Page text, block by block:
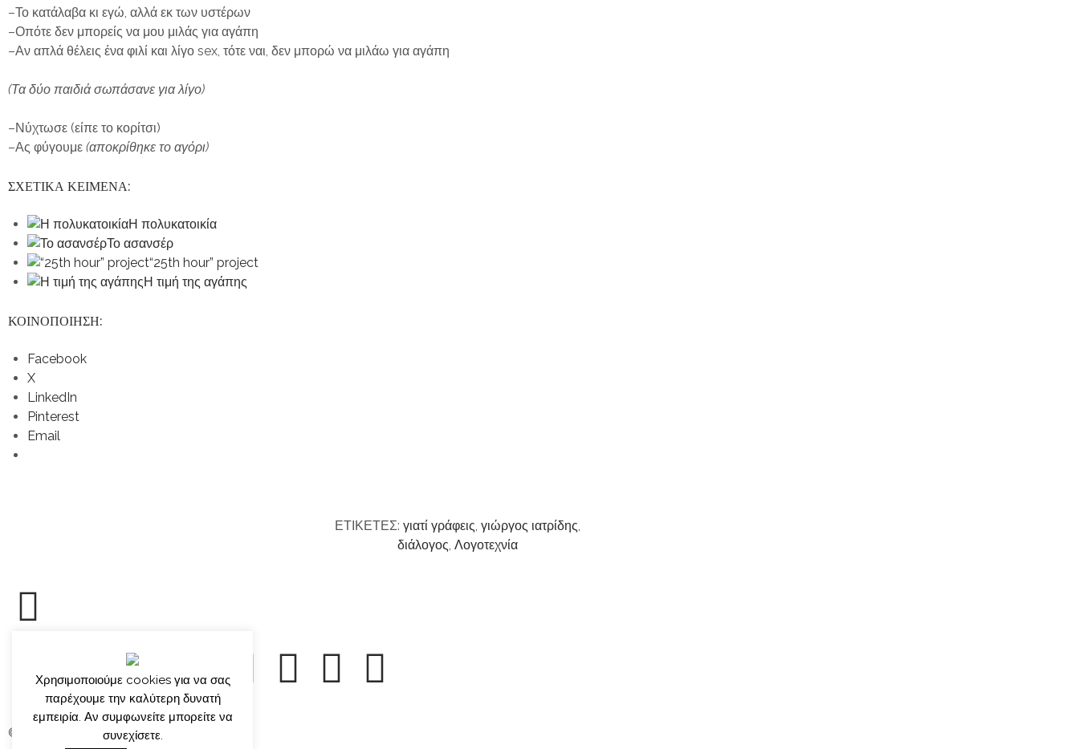
–Το κατάλαβα κι εγώ, αλλά εκ των υστέρων
–Οπότε δεν μπορείς να μου μιλάς για αγάπη
–Αν απλά θέλεις ένα φιλί και λίγο sex, τότε ναι, δεν μπορώ να μιλάω για αγάπη
(Τα δύο παιδιά σωπάσανε για λίγο)
–Νύχτωσε (είπε το κορίτσι)
–Ας φύγουμε (αποκρίθηκε το αγόρι)
ΣΧΕΤΙΚΑ ΚΕΙΜΕΝΑ:
Η πολυκατοικία
Το ασανσέρ
“25th hour” project
Η τιμή της αγάπης
ΚΟΙΝΟΠΟΙΗΣΗ:
Facebook
X
LinkedIn
Pinterest
Email
ΕΤΙΚΕΤΕΣ: γιατί γράφεις, γιώργος ιατρίδης,
διάλογος, Λογοτεχνία
© γιώργος ιατρίδης 2013-2026
Χρησιμοποιούμε cookies για να σας
παρέχουμε την καλύτερη δυνατή
εμπειρία. Αν συμφωνείτε μπορείτε να
συνεχίσετε.